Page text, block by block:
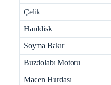
Çelik
Harddisk
Soyma Bakır
Buzdolabı Motoru
Maden Hurdası